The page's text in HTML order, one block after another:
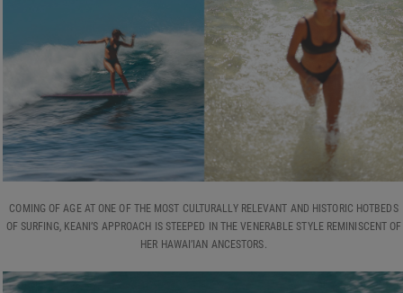
COMING OF AGE AT ONE OF THE MOST CULTURALLY RELEVANT AND HISTORIC HOTBEDS
OF SURFING, KEANI’S APPROACH IS STEEPED IN THE VENERABLE STYLE REMINISCENT OF
HER HAWAI’IAN ANCESTORS.